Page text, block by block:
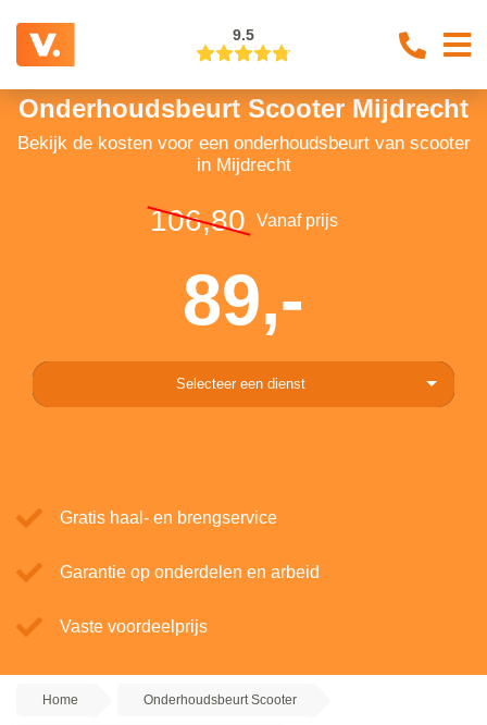
9.5
Onderhoudsbeurt Scooter Mijdrecht
Bekijk de kosten voor een onderhoudsbeurt van scooter
in Mijdrecht
106,80 Vanaf prijs
89,-
Selecteer een dienst
Gratis haal- en brengservice
Garantie op onderdelen en arbeid
Vaste voordeelprijs
Home Onderhoudsbeurt Scooter